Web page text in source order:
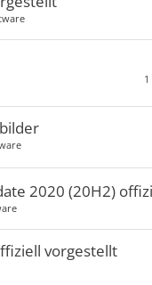
1
2020 (20H2)
vorgestellt